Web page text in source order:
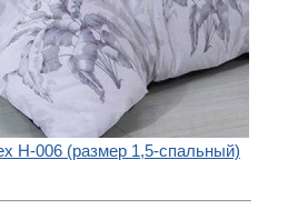
H-006 (размер 1,5-спальный)